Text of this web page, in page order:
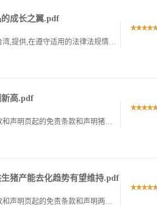
成长之翼.pdf
本报告由中信建投证券股份有限公司在中华人民共和国,仅为本报告目的,不包括香港,澳门,台湾,提供,在遵守适用的法律法规情况下,本报告亦可能由中信建投,国际,证券有限公司在香港提供,同时请务必阅读正文之后.
高.pdf
证券研究报告证券研究报告请务必阅读正文之后第请务必阅读正文之后第22页起的免责条款和声明页起的免责条款和声明猪价继续回落猪价继续回落,蓝莓价格蓝莓价格再创新高再创新高农林牧渔行业跟踪系列报告之二十20.
猪产能去化趋势有望维持.pdf
证券研究报告证券研究报告请务必阅读正文之后第请务必阅读正文之后第23页起的免责条款和声明页起的免责条款和声明两会两会强调农产品稳产保供,强调农产品稳产保供,生猪产能去化趋生猪产能去化趋势有望维持势有望.